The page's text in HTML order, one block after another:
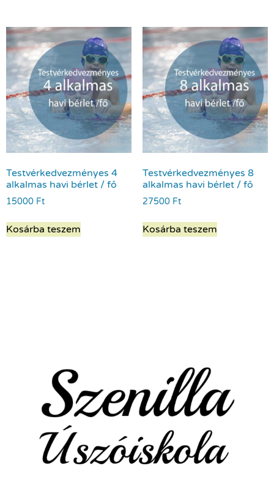
Testvérkedvezményes 4
alkalmas havi bérlet / fő
15000 Ft
Kosárba teszem
Testvérkedvezményes 8
alkalmas havi bérlet / fő
27500 Ft
Kosárba teszem